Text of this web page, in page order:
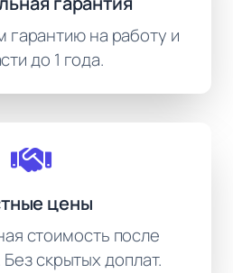
гарантию на работу и
до 1 года.
цены
стоимость после
скрытых доплат.